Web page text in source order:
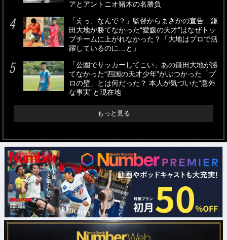
アとアントニオ猪木の名勝負
「えっ、なんで？」監督からまさかの宣告…鎌
田大地が勝てなかった“愛媛の天才”はなぜトッ
プチームに上がれなかった？「大地はプロで活
躍しているのに…と」
「公園でサッカーしてこい」あの鎌田大地が勝
てなかった“四国の天才少年”がぶつかった「プ
ロの壁」とは何だった？ 本人が気づいた“意外
な事実”と現在地
もっと見る